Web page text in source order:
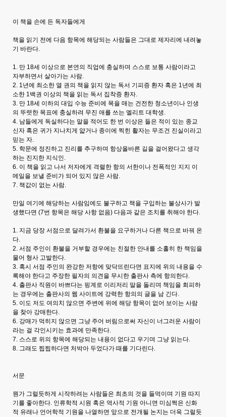
이 책을 손에 든 독자들에게
책을 읽기 전에 다음 항목에 해당되는 사람들은 그대로 제자리에 내려놓
기 바란다.
1. 만 18세 이상으로 본연의 직업에 충실하며 스스로 보통 사람이라고
자부하면서 살아가는 사람.
2. 1년에 최소한 열 권의 책을 읽지 않는 독서 기피증 환자 혹은 1년에 최
소한 1백권 이상의 책을 읽는 독서 집착증 환자.
3. 만 18세 이하의 대입 수능 준비에 목을 매는 건전한 청소년이나 인생
의 뚜렷한 목표에 충실하려 무진 애를 쓰는 엘리트 대학생.
4. 남들에게 독실하다는 말을 적어도 한 번 이상은 들은 적이 있는 종교
신자 혹은 귀가 지나치게 얇거나 종이에 찍힌 활자는 무조건 진실이라고
믿는 자.
5. 학문에 정진하고 진리를 추구하며 항상올바른 길을 걸어왔다고 생각
하는 진지한 지식인.
6. 이 책을 읽고 나서 저자에게 격렬한 항의 서한이나 전폭적인 지지 이
메일을 보낼 준비가 되어 있지 않은 사람.
7. 책값이 없는 사람.
만일 여기에 해당하는 사람임에도 불구하고 책을 구입하는 불상사가 발
생했다면 (7번 항목은 해당 사항 없음) 다음과 같은 조치를 취해야 한다.
1. 지금 당장 서점으로 달려가서 환불을 요구하거나 다른 책으로 바꿔 온
다.
2. 서점 주인이 환불을 거부할 경우에는 친절한 안내를 소홀히 한 책임을
물어 형사 고발한다.
3. 혹시 서점 주인의 완강한 저항에 맞닥뜨린다면 표지에 위의 내용을 수
록해야 한다고 주장한 필자의 의견을 무시한 출판사 측에 항의한다.
4. 출판사 직원이 바쁘다는 핑계로 이리저리 말을 돌리며 책임을 회피하
는 경우에는 출판사의 웹 사이트에 강력한 항의의 글을 남 긴다.
5. 이도 저도 여의치 않으면 주변에 위에 해당 항목이 없어 보이는 사람
을 찾아 강매한다.
6. 강매가 먹히지 않으면 그냥 주어 버림으로써 자신이 너그러운 사람이
라는 걸 각인시키는 효과에 만족한다.
7. 스스로 위의 항목에 해당되는 내용이 없다고 우기며 그냥 읽는다.
8. 그래도 찝찝하다면 처박아 두었다가 때를 기다린다.
서문
뭔가 그럴듯하게 시작하려는 사람들은 최초의 것을 들먹이며 기원 따지
기를 좋아한다. 인류학적 시원 혹은 역사적 기원 아니면 미심쩍은 신화
적 유래나 언어학적 기원을 나열하면 앞으로 전개될 논지는 더욱 그럴듯